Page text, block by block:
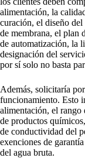
alimentación, la
curación, el diseño
de membrana, el plan
de automatización, la
designación del
por sí solo no basta
Además, solicitaría
funcionamiento. Esto
alimentación, el rango
de productos
de conductividad del
exenciones de
del agua bruta.